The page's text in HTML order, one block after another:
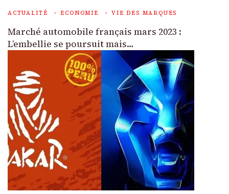
ACTUALITÉ ECONOMIE VIE DES MARQUES
Marché automobile français mars 2023 :
L’embellie se poursuit mais…